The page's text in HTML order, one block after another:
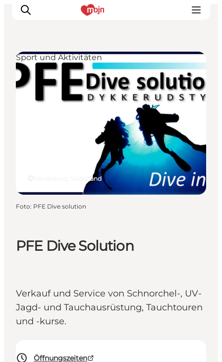
Erlebnisse
Städte und Regionen
Plane deine Reise
PFE Dive Solution
Verkauf und Service von Schnorchel-, UV-
Jagd- und Tauchausrüstung, Tauchtouren
und -kurse.
Öffnungszeiten
Sønderborg, Südjütland
Sport und Aktivitäten
Foto: PFE Dive solution